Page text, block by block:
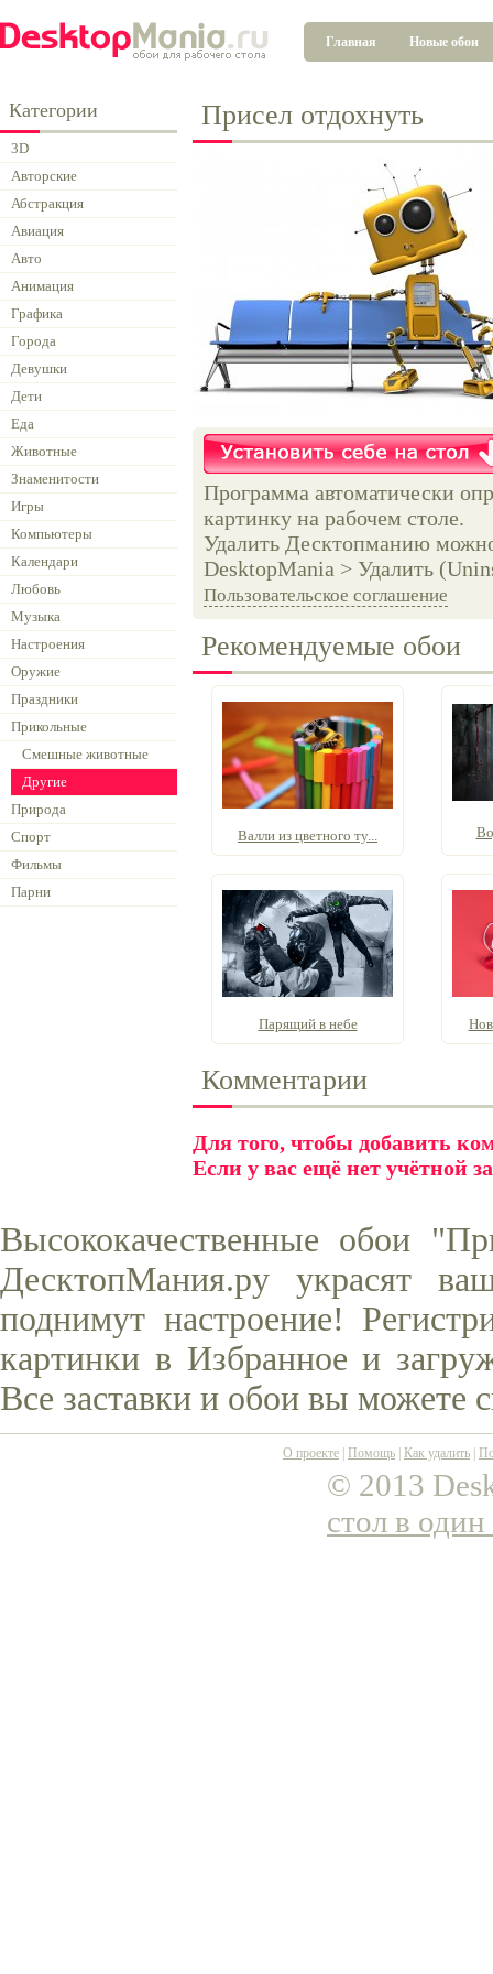
Главная Новые обои
Категории
3D
Авторские
Абстракция
Авиация
Авто
Анимация
Графика
Города
Девушки
Дети
Еда
Животные
Знаменитости
Игры
Компьютеры
Календари
Любовь
Музыка
Настроения
Оружие
Праздники
Прикольные
Смешные животные
Другие
Природа
Спорт
Фильмы
Парни
Присел отдохнуть
Программа автоматически
картинку на рабочем столе.
Удалить Десктопманию
DesktopMania > Удалить
Пользовательское соглашение
Рекомендуемые обои
Валли из цветного ту...
Парящий в небе
Комментарии
Для того, чтобы добавить
Если у вас ещё нет учётной
Высококачественные обои
ДесктопМания.ру украсят
поднимут настроение!
картинки в Избранное и
Все заставки и обои вы можете
О проекте Помощь Как удалить
© 2013
стол в